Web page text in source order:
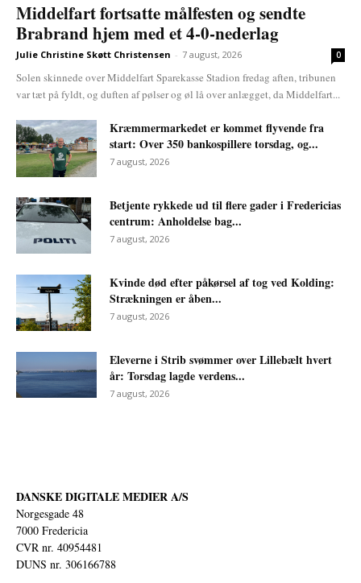
Middelfart fortsatte målfesten og sendte
Brabrand hjem med et 4-0-nederlag
Julie Christine Skøtt Christensen - 7 august, 2026 0
Solen skinnede over Middelfart Sparekasse Stadion fredag aften, tribunen
var tæt på fyldt, og duften af pølser og øl lå over anlægget, da Middelfart...
Kræmmermarkedet er kommet flyvende fra
start: Over 350 bankospillere torsdag, og...
7 august, 2026
Betjente rykkede ud til flere gader i Fredericias
centrum: Anholdelse bag...
7 august, 2026
Kvinde død efter påkørsel af tog ved Kolding:
Strækningen er åben...
7 august, 2026
Eleverne i Strib svømmer over Lillebælt hvert
år: Torsdag lagde verdens...
7 august, 2026
DANSKE DIGITALE MEDIER A/S
Norgesgade 48
7000 Fredericia
CVR nr. 40954481
DUNS nr. 306166788